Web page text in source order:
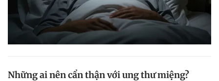
Những ai nên cẩn thận với ung thư miệng?